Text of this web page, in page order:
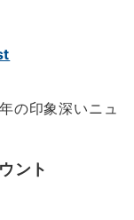
の印象深いニュ
ント